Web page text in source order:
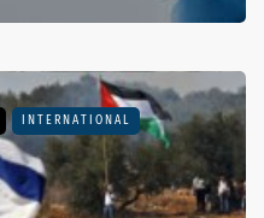
INTERNATIONAL